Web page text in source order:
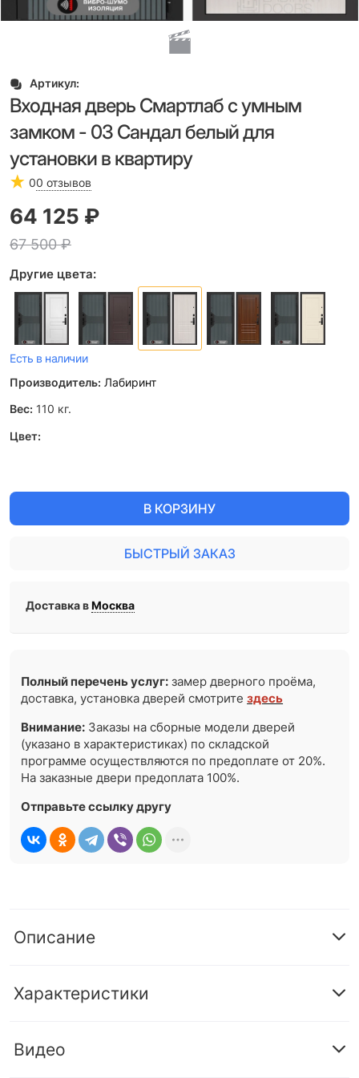
Артикул:
Входная дверь Смартлаб с умным
замком - 03 Сандал белый для
установки в квартиру
00 отзывов
67 500 ₽
64 125 ₽
Другие цвета:
Есть в наличии
Производитель: Лабиринт
Вес: 110 кг.
Цвет:
В КОРЗИНУ
БЫСТРЫЙ ЗАКАЗ
Доставка вМосква
Полный перечень услуг: замер дверного проёма,
доставка, установка дверей смотритездесь
Внимание: Заказы на сборные модели дверей
(указано в характеристиках) по складской
программе осуществляются по предоплате от 20%.
На заказные двери предоплата 100%.
Отправьте ссылку другу
Описание
Характеристики
Видео